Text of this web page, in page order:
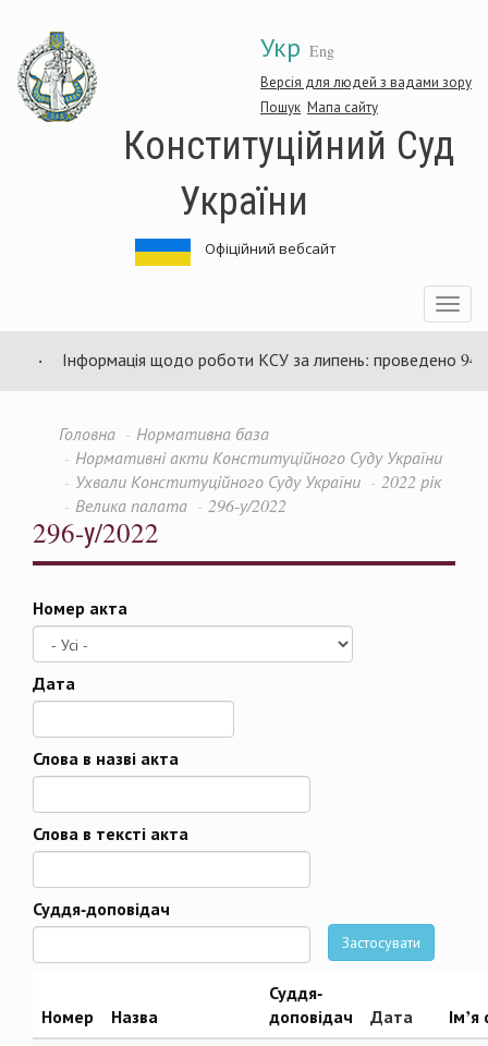
основного
матеріалу
Укр Eng
Версія для людей з вадами зору
Пошук Мапа сайту
Конституційний Суд
України
Офіційний вебсайт
Toggle
Інформація щодо роботи КСУ за липень: проведено 94
Головна
Нормативна база
Нормативні акти Конституційного Суду України
Ухвали Конституційного Суду України
2022 рік
Велика палата
296-у/2022
296-у/2022
Номер акта
Дата
Дата
Слова в назві акта
Слова в тексті акта
Суддя-доповідач
Застосувати
Номер Назва
Суддя-
доповідач
Дата